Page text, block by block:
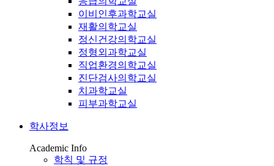
이비인후과학교실
재활의학교실
정신건강의학교실
정형외과학교실
직업환경의학교실
진단검사의학교실
치과학교실
피부과학교실
학사정보
Academic Info
학칙 및 규정